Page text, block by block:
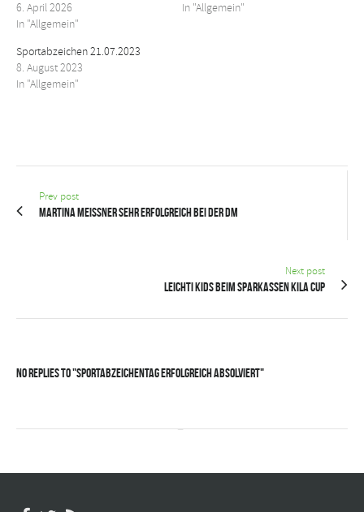
6. April 2026
In "Allgemein"
In "Allgemein"
Sportabzeichen 21.07.2023
8. August 2023
In "Allgemein"
Prev post
Martina Meissner sehr erfolgreich bei der DM
Next post
Leichti Kids beim Sparkassen KiLa Cup
No Replies to "Sportabzeichentag erfolgreich absolviert"